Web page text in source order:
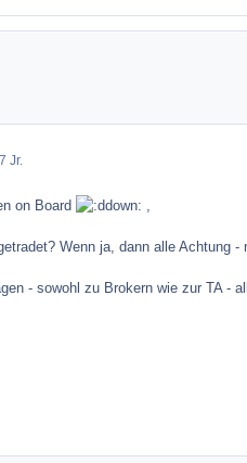
Jr.
on Board ,
Wenn ja, dann alle
- sowohl zu Brokern wie zur TA -